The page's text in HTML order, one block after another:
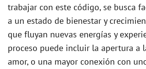
trabajar con este código, se busca
a un estado de bienestar y
que fluyan nuevas energías y
proceso puede incluir la apertura a
amor, o una mayor conexión con